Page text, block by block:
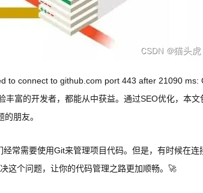
to connect to github.com port 443 after 21090 ms:
丰富的开发者，都能从中获益。通过SEO优化，本文
朋友。
常需要使用Git来管理项目代码。但是，有时候在连
这个问题，让你的代码管理之路更加顺畅。🚀